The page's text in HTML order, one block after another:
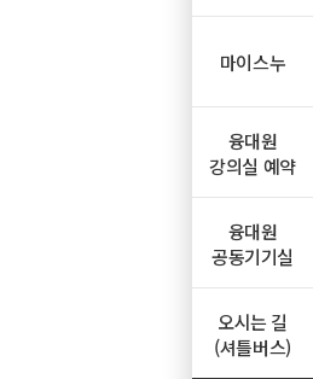
마이스누
융대원
강의실 예약
융대원
공동기기실
오시는 길
(셔틀버스)